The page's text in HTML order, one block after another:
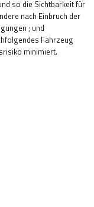
so die Sichtbarkeit für
nach Einbruch der
; und
Fahrzeug
minimiert.